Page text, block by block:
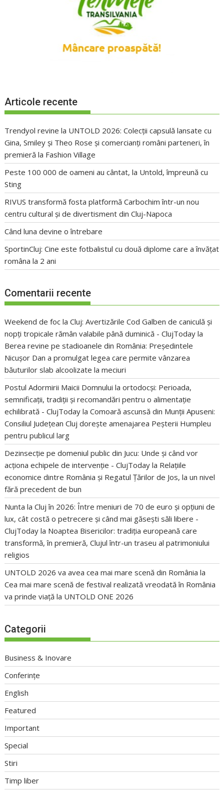
Articole recente
Trendyol revine la UNTOLD 2026: Colecții capsulă lansate cu
Gina, Smiley și Theo Rose și comercianți români parteneri, în
premieră la Fashion Village
Peste 100 000 de oameni au cântat, la Untold, împreună cu
Sting
RIVUS transformă fosta platformă Carbochim într-un nou
centru cultural și de divertisment din Cluj-Napoca
Când luna devine o întrebare
SportinCluj: Cine este fotbalistul cu două diplome care a învățat
româna la 2 ani
Comentarii recente
Weekend de foc la Cluj: Avertizările Cod Galben de caniculă și
nopți tropicale rămân valabile până duminică - ClujToday la
Berea revine pe stadioanele din România: Președintele
Nicușor Dan a promulgat legea care permite vânzarea
băuturilor slab alcoolizate la meciuri
Postul Adormirii Maicii Domnului la ortodocși: Perioada,
semnificații, tradiții și recomandări pentru o alimentație
echilibrată - ClujToday laComoară ascunsă din Munții Apuseni:
Consiliul Județean Cluj dorește amenajarea Peșterii Humpleu
pentru publicul larg
Dezinsecție pe domeniul public din Jucu: Unde și când vor
acționa echipele de intervenție - ClujToday la Relațiile
economice dintre România și Regatul Țărilor de Jos, la un nivel
fără precedent de bun
Nunta la Cluj în 2026: Între meniuri de 70 de euro și opțiuni de
lux, cât costă o petrecere și când mai găsești săli libere -
ClujToday la Noaptea Bisericilor: tradiția europeană care
transformă, în premieră, Clujul într-un traseu al patrimoniului
religios
UNTOLD 2026 va avea cea mai mare scenă din România la
Cea mai mare scenă de festival realizată vreodată în România
va prinde viață la UNTOLD ONE 2026
Categorii
Business & Inovare
Conferințe
English
Featured
Important
Special
Stiri
Timp liber